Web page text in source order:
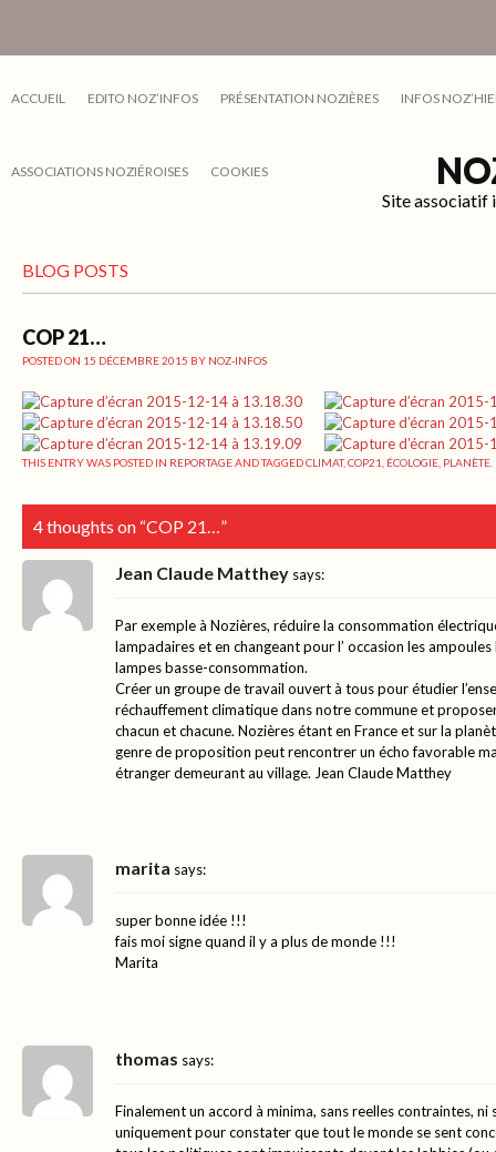
ACCUEIL EDITO NOZ’INFOS PRÉSENTATION NOZIÈRES INFOS
ASSOCIATIONS NOZIÉROISES COOKIES
Site associatif
BLOG POSTS
COP 21…
POSTED ON 15 DÉCEMBRE 2015 BY NOZ-INFOS
THIS ENTRY WAS POSTED IN REPORTAGEAND TAGGEDCLIMAT,COP21 ÉCOLOGIE PLANÈTE
4 thoughts on “COP 21… ”
Jean Claude Matthey says:
Par exemple à Nozières, réduire la consommation
lampadaires et en changeant pour l’ occasion les
lampes basse-consommation.
Créer un groupe de travail ouvert à tous pour étudier
réchauffement climatique dans notre commune et
chacun et chacune. Nozières étant en France et sur la
genre de proposition peut rencontrer un écho favorable
étranger demeurant au village. Jean Claude Matthey
marita says:
super bonne idée !!!
fais moi signe quand il y a plus de monde !!!
Marita
thomas says:
Finalement un accord à minima, sans reelles contraintes,
uniquement pour constater que tout le monde se sent